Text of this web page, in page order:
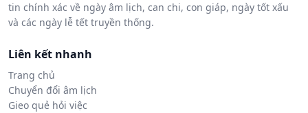
tin chính xác về ngày âm lịch, can chi, con giáp, ngày tốt xấu
và các ngày lễ tết truyền thống.
Liên kết nhanh
Trang chủ
Chuyển đổi âm lịch
Gieo quẻ hỏi việc